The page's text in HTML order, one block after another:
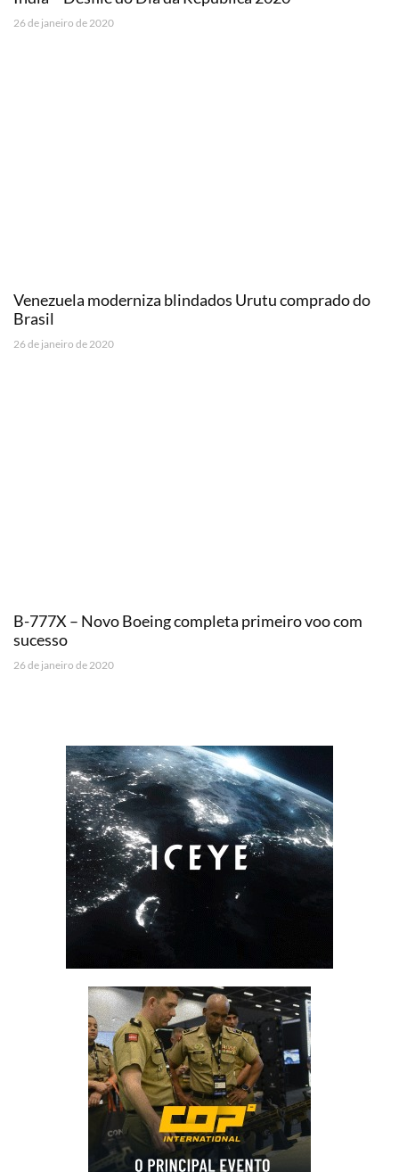
26 de janeiro de 2020
Venezuela moderniza blindados Urutu comprado do
Brasil
26 de janeiro de 2020
B-777X – Novo Boeing completa primeiro voo com
sucesso
26 de janeiro de 2020